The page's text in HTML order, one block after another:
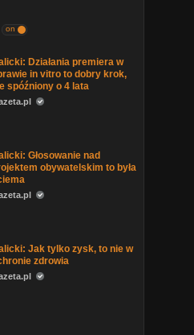
on
Działania premiera w
in vitro to dobry krok,
spóźniony o 4 lata
Głosowanie nad
obywatelskim to była
Jak tylko zysk, to nie w
zdrowia